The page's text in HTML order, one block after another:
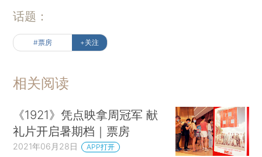
话题：
#票房 +关注
相关阅读
《1921》凭点映拿周冠军 献
礼片开启暑期档｜票房
2021年06月28日 APP打开